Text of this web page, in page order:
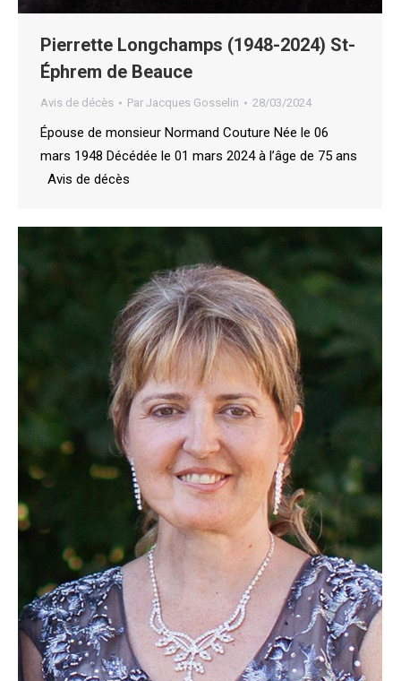
Pierrette Longchamps (1948-2024) St-
Éphrem de Beauce
Avis de décès Par Jacques Gosselin 28/03/2024
Épouse de monsieur Normand Couture Née le 06
mars 1948 Décédée le 01 mars 2024 à l’âge de 75 ans
Avis de décès